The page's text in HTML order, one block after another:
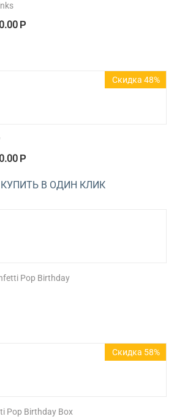
Р
Скидка 48%
Р
КУПИТЬ В ОДИН КЛИК
Pop Birthday
Скидка 58%
Pop Birthday Box